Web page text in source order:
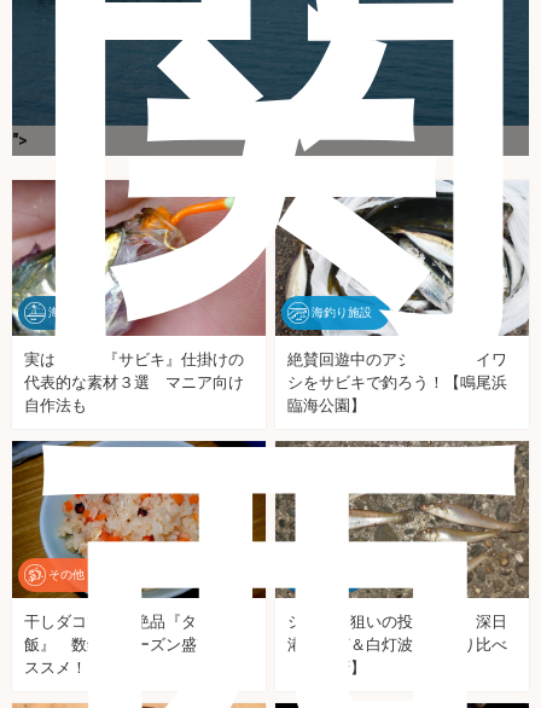
関
">
海釣り
実は奥深い『サビキ』仕掛けの
代表的な素材３選 マニア向け
自作法も
海釣り施設
絶賛回遊中のアジ・サバ・イワ
シをサビキで釣ろう！【鳴尾浜
臨海公園】
その他
干しダコで作る絶品『タコ
飯』 数釣りシーズン盛期にオ
ススメ！
シロギス狙いの投げ釣り 深日
港の赤灯＆白灯波止を釣り比べ
【大阪府】